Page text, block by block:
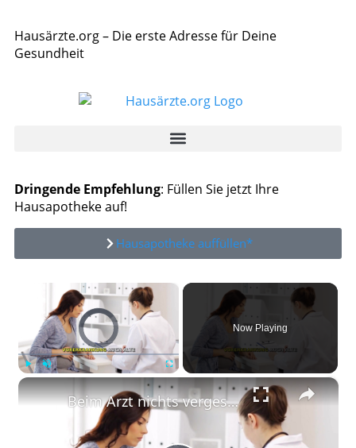
Hausärzte.org – Die erste Adresse für Deine
Gesundheit
Dringende Empfehlung: Füllen Sie jetzt Ihre
Hausapotheke auf!
Hausapotheke auffüllen*
Video Player is loading.
Now Playing
×
Beim Arzt nichts vergessen - Diese 5 Infos sind entscheidend!